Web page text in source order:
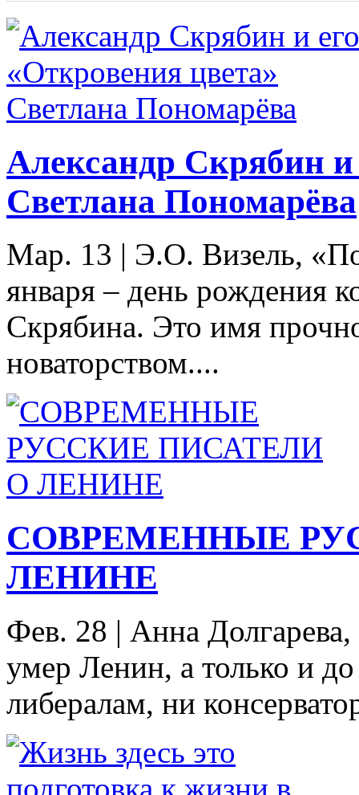
Александр Скрябин и
Светлана Пономарёва
Мар. 13 | Э.О. Визель,
января – день рождения
Скрябина. Это имя
новаторством....
СОВРЕМЕННЫЕ
ЛЕНИНЕ
Фев. 28 | Анна Долгарева,
умер Ленин, а только и
либералам, ни